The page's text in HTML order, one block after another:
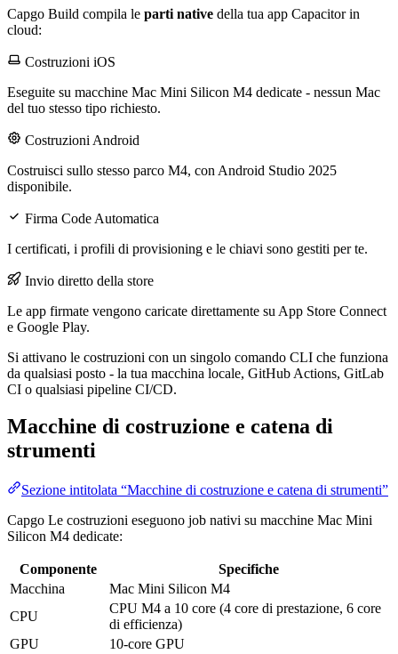
Capgo Build compila le parti native della tua app Capacitor in
cloud:
Costruzioni iOS
Eseguite su macchine Mac Mini Silicon M4 dedicate - nessun Mac
del tuo stesso tipo richiesto.
Costruzioni Android
Costruisci sullo stesso parco M4, con Android Studio 2025
disponibile.
Firma Code Automatica
I certificati, i profili di provisioning e le chiavi sono gestiti per te.
Invio diretto della store
Le app firmate vengono caricate direttamente su App Store Connect
e Google Play.
Si attivano le costruzioni con un singolo comando CLI che funziona
da qualsiasi posto - la tua macchina locale, GitHub Actions, GitLab
CI o qualsiasi pipeline CI/CD.
Macchine di costruzione e catena di
strumenti
Sezione intitolata “Macchine di costruzione e catena di strumenti”
Capgo Le costruzioni eseguono job nativi su macchine Mac Mini
Silicon M4 dedicate:
Componente
Specifiche
Macchina
Mac Mini Silicon M4
CPU
CPU M4 a 10 core (4 core di prestazione, 6 core
di efficienza)
GPU
10-core GPU